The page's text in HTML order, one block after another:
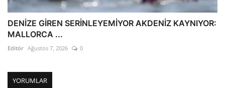
DENİZE GİREN SERİNLEYEMİYOR AKDENİZ KAYNIYOR:
MALLORCA ...
Editör Ağustos 7, 2026 0
YORUMLAR